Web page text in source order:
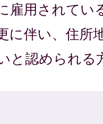
雇用されてい
に伴い、住所
と認められる